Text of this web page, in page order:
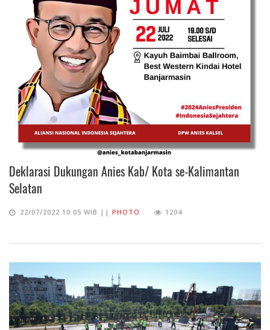
Deklarasi Dukungan Anies Kab/ Kota se-Kalimantan
Selatan
22/07/2022 10:05 WIB || PHOTO 1204